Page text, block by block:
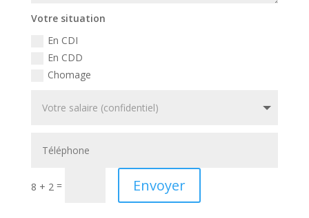
Votre situation
En CDI
En CDD
Chomage
8 + 2 = Envoyer